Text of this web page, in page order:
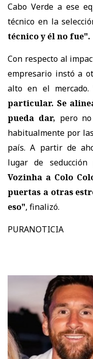
Cabo Verde a ese
técnico en la
técnico y él no fue".
Con respecto al
empresario instó a
alto en el mercado.
particular. Se
pueda dar, pero
habitualmente por
país. A partir de
lugar de
Vozinha a Colo
puertas a otras
eso", finalizó.
PURANOTICIA